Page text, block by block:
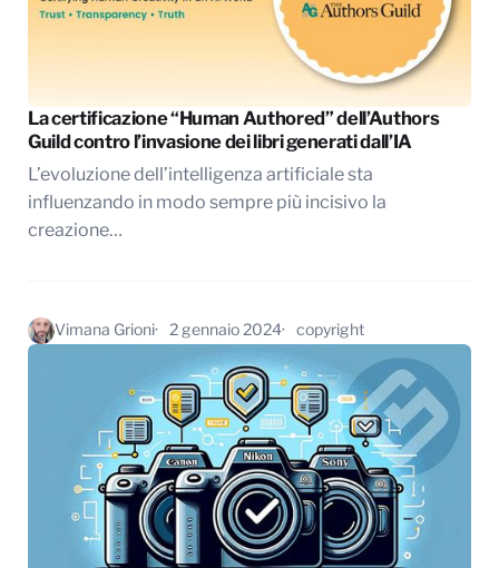
La certificazione “Human Authored” dell’Authors
Guild contro l’invasione dei libri generati dall’IA
L’evoluzione dell’intelligenza artificiale sta
influenzando in modo sempre più incisivo la
creazione…
Vimana Grioni 2 gennaio 2024 copyright